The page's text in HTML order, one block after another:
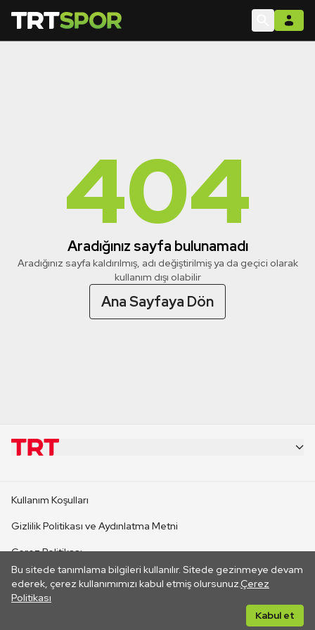
404
Aradığınız sayfa bulunamadı
Aradığınız sayfa kaldırılmış, adı değiştirilmiş ya da geçici olarak
kullanım dışı olabilir
Ana Sayfaya Dön
Bu sitede tanımlama bilgileri kullanılır. Sitede gezinmeye devam
ederek, çerez kullanımımızı kabul etmiş olursunuz.Çerez
Politikası
Kabul et
CANLI YAYINLAR
Kullanım Koşulları
Gizlilik Politikası ve Aydınlatma Metni
Çerez Politikası
İletişim
Her hakkı saklıdır. ©2026 TRT. Bağlantı yoluyla gidilen dış